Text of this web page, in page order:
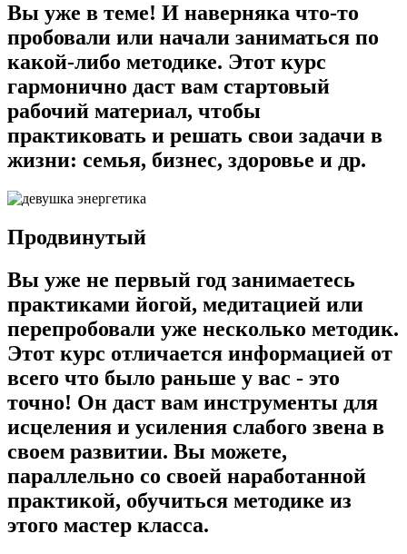
Вы уже в теме! И наверняка что-то
пробовали или начали заниматься по
какой-либо методике. Этот курс
гармонично даст вам стартовый
рабочий материал, чтобы
практиковать и решать свои задачи в
жизни: семья, бизнес, здоровье и др.
Продвинутый
Вы уже не первый год занимаетесь
практиками йогой, медитацией или
перепробовали уже несколько методик.
Этот курс отличается информацией от
всего что было раньше у вас - это
точно! Он даст вам инструменты для
исцеления и усиления слабого звена в
своем развитии. Вы можете,
параллельно со своей наработанной
практикой, обучиться методике из
этого мастер класса.